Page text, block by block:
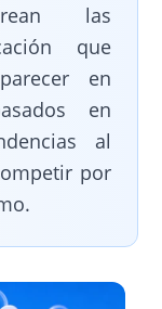
las
que
en
en
al
por